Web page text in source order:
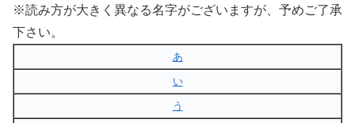
※読み方が大きく異なる名字がございますが、予めご了承
下さい。
あ
い
う